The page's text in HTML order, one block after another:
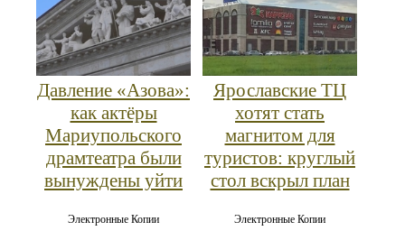
Давление «Азова»:
как актёры
Мариупольского
драмтеатра были
вынуждены уйти
Электронные Копии
Ярославские ТЦ
хотят стать
магнитом для
туристов: круглый
стол вскрыл план
Электронные Копии